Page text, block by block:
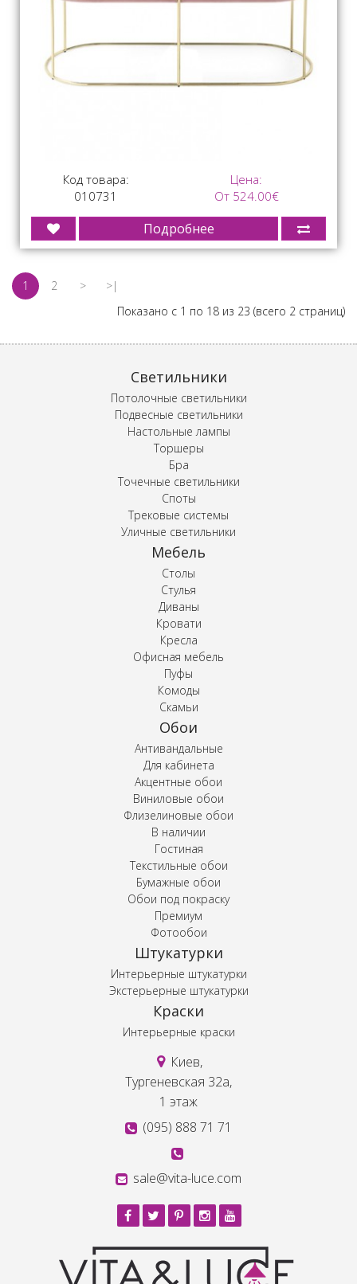
Код товара:
010731
Цена:
От 524.00€
Подробнее
1 2 >
>|
Показано с 1 по 18 из 23 (всего 2 страниц)
Светильники
Потолочные светильники
Подвесные светильники
Настольные лампы
Торшеры
Бра
Точечные светильники
Споты
Трековые системы
Уличные светильники
Мебель
Столы
Стулья
Диваны
Кровати
Кресла
Офисная мебель
Пуфы
Комоды
Скамьи
Обои
Антивандальные
Для кабинета
Акцентные обои
Виниловые обои
Флизелиновые обои
В наличии
Гостиная
Текстильные обои
Бумажные обои
Обои под покраску
Премиум
Фотообои
Штукатурки
Интерьерные штукатурки
Экстерьерные штукатурки
Краски
Интерьерные краски
Киев,
Тургеневская 32а,
1 этаж
(095) 888 71 71
sale@vita-luce.com